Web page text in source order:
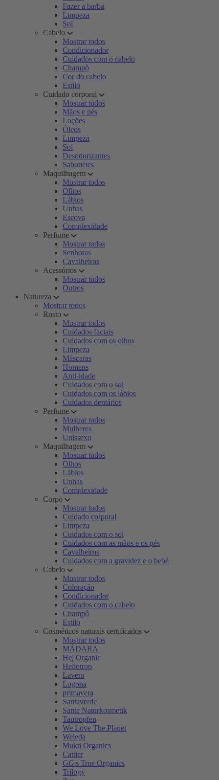
Fazer a barba
Limpeza
Sol
Cabelo
Mostrar todos
Condicionador
Cuidados com o cabelo
Champô
Cor do cabelo
Estilo
Cuidado corporal
Mostrar todos
Mãos e pés
Loções
Óleos
Limpeza
Sol
Desodorizantes
Sabonetes
Maquilhagem
Mostrar todos
Olhos
Lábios
Unhas
Escova
Complexidade
Perfume
Mostrar todos
Senhoras
Cavalheiros
Acessórios
Mostrar todos
Outros
Natureza
Mostrar todos
Rosto
Mostrar todos
Cuidados faciais
Cuidados com os olhos
Limpeza
Máscaras
Homens
Anti-idade
Cuidados com o sol
Cuidados com os lábios
Cuidados dentários
Perfume
Mostrar todos
Mulheres
Unissexo
Maquilhagem
Mostrar todos
Olhos
Lábios
Unhas
Complexidade
Corpo
Mostrar todos
Cuidado corporal
Limpeza
Cuidados com o sol
Cuidados com as mãos e os pés
Cavalheiros
Cuidados com a gravidez e o bebé
Cabelo
Mostrar todos
Coloração
Condicionador
Cuidados com o cabelo
Champô
Estilo
Cosméticos naturais certificados
Mostrar todos
MÁDARA
Hej Organic
Heliotrop
Lavera
Logona
primavera
Santaverde
Sante Naturkosmetik
Tautropfen
We Love The Planet
Weleda
Mukti Organics
Cattier
GG's True Organics
Trilogy